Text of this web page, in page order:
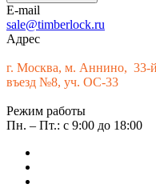
E-mail
sale@timberlock.ru
Адрес
г. Москва, м. Аннино, 33-
въезд №8, уч. ОС-33
Режим работы
Пн. – Пт.: с 9:00 до 18:00